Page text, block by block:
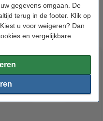
gegevens omgaan. De
terug in de footer. Klik op
u voor weigeren? Dan
en vergelijkbare